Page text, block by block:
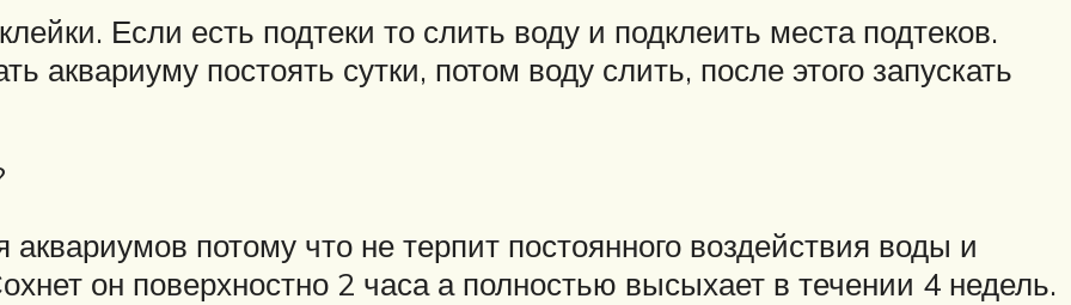
Если есть подтеки то слить воду и подклеить места подтеков.
аквариуму постоять сутки, потом воду слить, после этого запускать
потому что не терпит постоянного воздействия воды и
он поверхностно 2 часа а полностью высыхает в течении 4 недель.